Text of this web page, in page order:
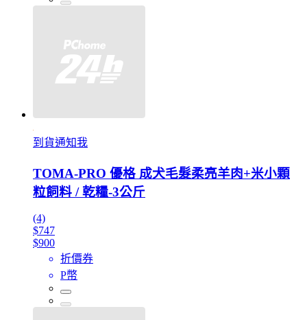
到貨通知我
TOMA-PRO 優格 成犬毛髮柔亮羊肉+米小顆
粒飼料 / 乾糧-3公斤
(4)
$747
$900
折價券
P幣